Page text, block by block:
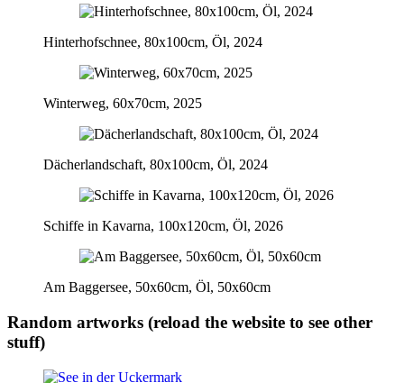
Hinterhofschnee, 80x100cm, Öl, 2024
Winterweg, 60x70cm, 2025
Dächerlandschaft, 80x100cm, Öl, 2024
Schiffe in Kavarna, 100x120cm, Öl, 2026
Am Baggersee, 50x60cm, Öl, 50x60cm
Random artworks (reload the website to see other
stuff)